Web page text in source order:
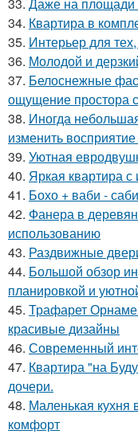
34. Квартира в
35. Интерьер для
36. Молодой и
37. Белоснежные
ощущение простора
38. Иногда
изменить
39. Уютная
40. Яркая квартира с
41. Бохо + ваби -
42. Фанера в
использованию
43. Раздвижные
44. Большой обзор
планировкой и
45. Трафарет
красивые дизайны
46. Современный
47. Квартира "на
дочери.
48. Маленькая кухня
комфорт